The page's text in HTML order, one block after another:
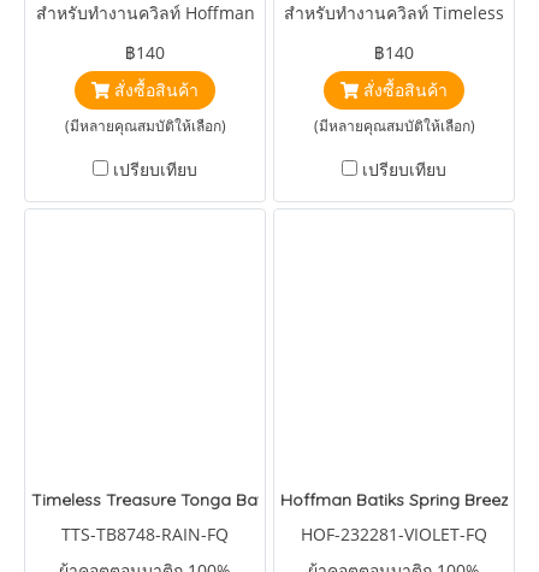
สำหรับทำงานควิลท์ Hoffman
Batiks Dots Red Velvet
฿140
สั่งซื้อสินค้า
(มีหลายคุณสมบัติให้เลือก)
เปรียบเทียบ
สำหรับทำงานควิลท์ Timeless
Treasure Tonga Batiks Icing
Romanced
฿140
สั่งซื้อสินค้า
(มีหลายคุณสมบัติให้เลือก)
เปรียบเทียบ
Timeless Treasure Tonga Batiks Icing Rain
TTS-TB8748-RAIN-FQ
Hoffman Batiks Spring Breeze
HOF-232281-VIOLET-FQ